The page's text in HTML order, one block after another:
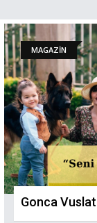
MAGAZİN
Gonca